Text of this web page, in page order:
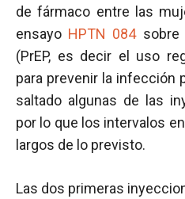
de fármaco entre las
ensayo HPTN 084sobre
(PrEP, es decir el uso
para prevenir la infección
saltado algunas de las
por lo que los intervalos
largos de lo previsto.
Las dos primeras